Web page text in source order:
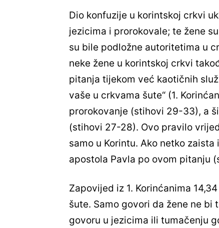
Dio konfuzije u korintskoj crkvi
jezicima i prorokovale; te žene
su bile podložne autoritetima u
neke žene u korintskoj crkvi
pitanja tijekom već kaotičnih
vaše u crkvama šute“ (1.
prorokovanje (stihovi 29-33), a
(stihovi 27-28). Ovo pravilo
samo u Korintu. Ako netko
apostola Pavla po ovom pitanju
Zapovijed iz 1. Korinćanima
šute. Samo govori da žene ne
govoru u jezicima ili tumačenju